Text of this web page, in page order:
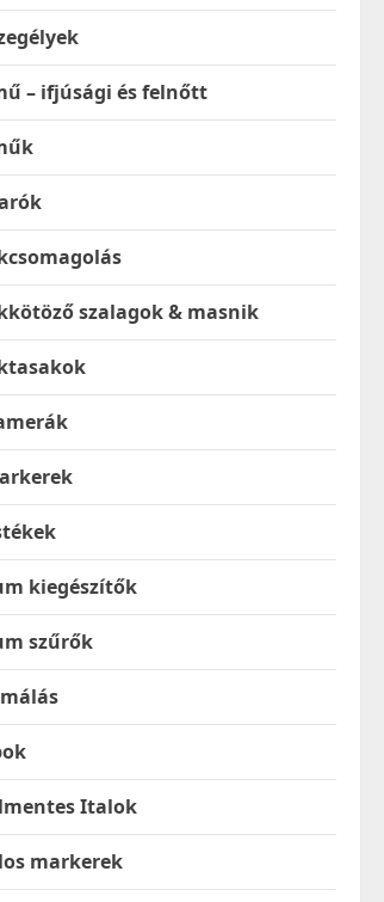
– ifjúsági és felnőtt
szalagok & masnik
kiegészítők
szűrők
Italok
markerek